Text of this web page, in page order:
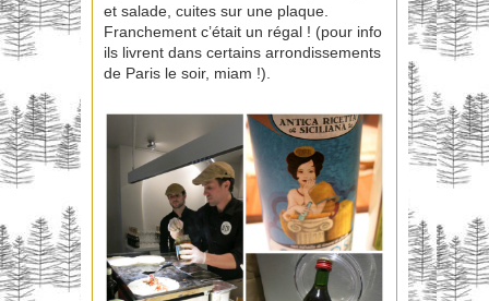
et salade, cuites sur une plaque.
Franchement c’était un régal ! (pour info
ils livrent dans certains arrondissements
de Paris le soir, miam !).